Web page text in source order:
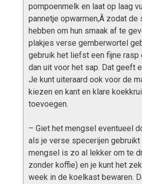
pompoenmelk en laat op laag
pannetje opwarmen,Â zodat de
hebben om hun smaak af te
plakjes verse gemberwortel
gebruik het liefst een fijne rasp
dan uit voor het sap. Dat geeft
Je kunt uiteraard ook voor de
kiezen en kant en klare
toevoegen.
– Giet het mengsel eventueel
als je verse specerijen gebruikt
mengsel is zo al lekker om te
zonder koffie) en je kunt het
week in de koelkast bewaren.